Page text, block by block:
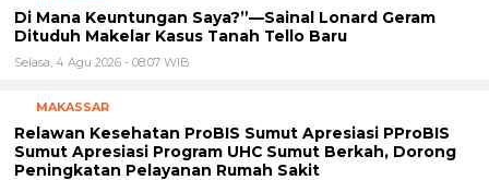
Di Mana Keuntungan Saya?”—Sainal Lonard Geram
Dituduh Makelar Kasus Tanah Tello Baru
Selasa, 4 Agu 2026 - 08:07 WIB
MAKASSAR
Relawan Kesehatan ProBIS Sumut Apresiasi PProBIS
Sumut Apresiasi Program UHC Sumut Berkah, Dorong
Peningkatan Pelayanan Rumah Sakit